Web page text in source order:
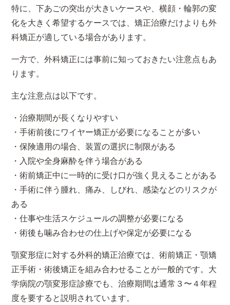
特に、下あごの突出が大きいケースや、横顔・輪郭の変
化を大きく希望するケースでは、矯正治療だけよりも外
科矯正が適している場合があります。
一方で、外科矯正には事前に知っておきたい注意点もあ
ります。
主な注意点は以下です。
・治療期間が長くなりやすい
・手術前後にワイヤー矯正が必要になることが多い
・保険適用の場合、装置の選択に制限がある
・入院や全身麻酔を伴う場合がある
・術前矯正中に一時的に受け口が強く見えることがある
・手術に伴う腫れ、痛み、しびれ、感染などのリスクが
ある
・仕事や生活スケジュールの調整が必要になる
・術後も噛み合わせの仕上げや保定が必要になる
顎変形症に対する外科的矯正治療では、術前矯正・顎矯
正手術・術後矯正を組み合わせることが一般的です。大
学病院の顎変形症診療でも、治療期間は通常３〜４年程
度を要すると説明されています。